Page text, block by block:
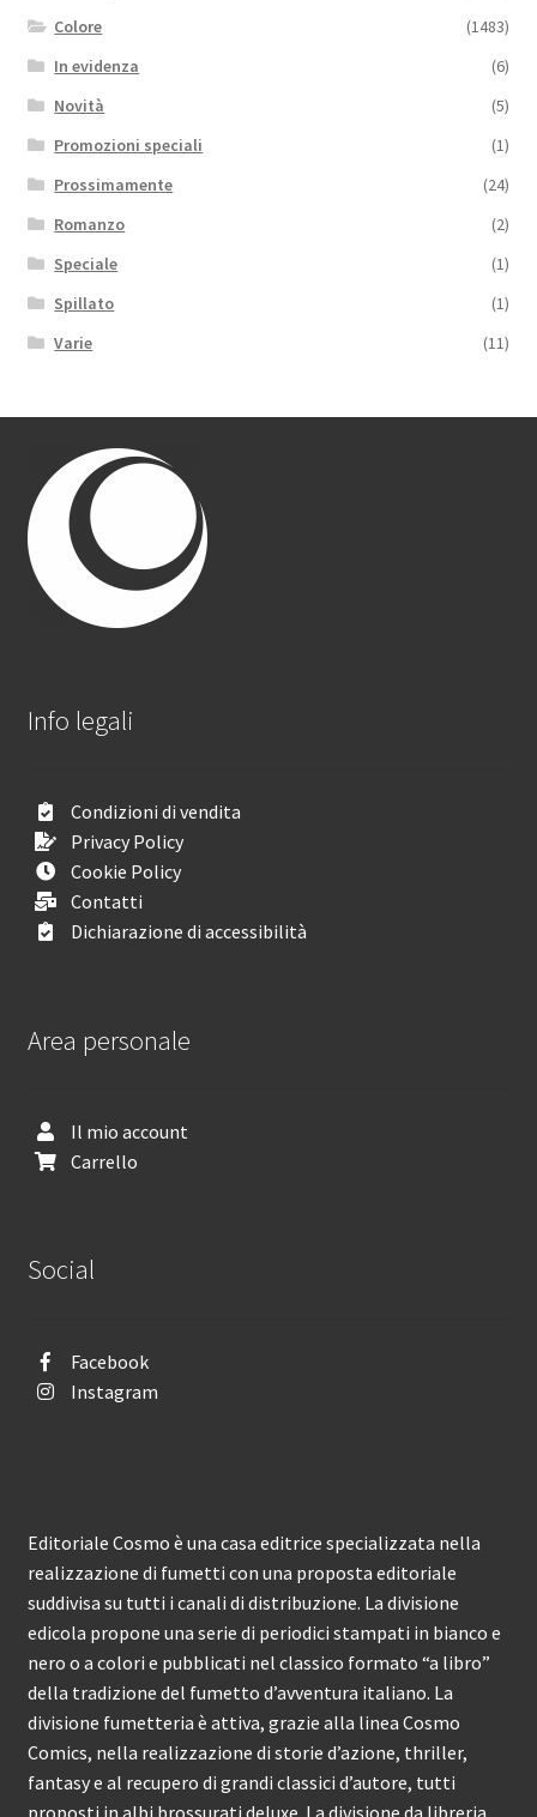
Colore
(1483)
In evidenza
(6)
Novità
(5)
Promozioni speciali
(1)
Prossimamente
(24)
Romanzo
(2)
Speciale
(1)
Spillato
(1)
Varie
(11)
Info legali
Condizioni di vendita
Privacy Policy
Cookie Policy
Contatti
Dichiarazione di accessibilità
Area personale
Il mio account
Carrello
Social
Facebook
Instagram
Editoriale Cosmo è una casa editrice specializzata nella
realizzazione di fumetti con una proposta editoriale
suddivisa su tutti i canali di distribuzione. La divisione
edicola propone una serie di periodici stampati in bianco e
nero o a colori e pubblicati nel classico formato “a libro”
della tradizione del fumetto d’avventura italiano. La
divisione fumetteria è attiva, grazie alla linea Cosmo
Comics, nella realizzazione di storie d’azione, thriller,
fantasy e al recupero di grandi classici d’autore, tutti
proposti in albi brossurati deluxe. La divisione da libreria,